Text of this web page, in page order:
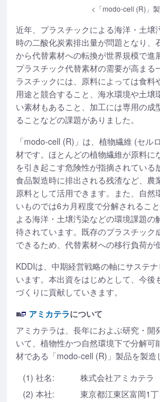
<「modo-cell (R)」
近年、プラスチックによる海洋・土壌
時の二酸化炭素排出量が問題となり、
から代替素材への転換が世界規模で進
プラスチック代替素材の需要が高まる
ラスチックには、原料によっては食料
用途と競合すること、海水環境や土壌
い素材もあること、加工には専用の成
ることなどの課題がありました。
「modo-cell (R)」は、植物繊維 (セル
材です。ほとんどの植物繊維が原料に
を引き起こす危険性が指摘されている
食品製造時に排出される残渣など、農
原料として活用できます。また、自然
いものでは6カ月程度で分解されるこ
よる海洋・土壌汚染などの環境課題の
待されています。既存のプラスチック
できるため、代替素材への移行負荷が
KDDIは、中期経営戦略の軸にサステ
います。本出資をはじめとして、今後
づくりに貢献していきます。
■
アミカテラについて
アミカテラは、長年におよぶ研究・開
いて、植物性かつ自然環境下で分解可
材である「modo-cell (R)」製品を製造
(1) 社名:
株式会社アミカテラ
(2) 本社:
東京都江東区富岡1